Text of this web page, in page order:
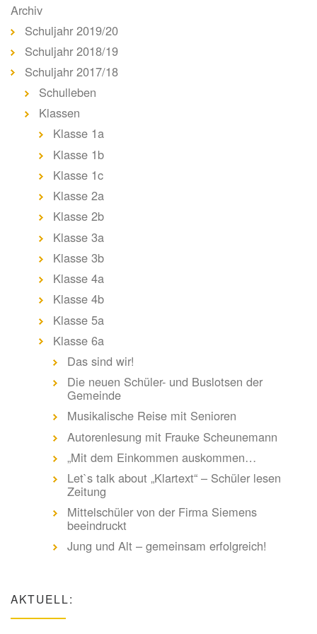
Archiv
Schuljahr 2019/20
Schuljahr 2018/19
Schuljahr 2017/18
Schulleben
Klassen
Klasse 1a
Klasse 1b
Klasse 1c
Klasse 2a
Klasse 2b
Klasse 3a
Klasse 3b
Klasse 4a
Klasse 4b
Klasse 5a
Klasse 6a
Das sind wir!
Die neuen Schüler- und Buslotsen der
Gemeinde
Musikalische Reise mit Senioren
Autorenlesung mit Frauke Scheunemann
„Mit dem Einkommen auskommen…
Let`s talk about „Klartext“ – Schüler lesen
Zeitung
Mittelschüler von der Firma Siemens
beeindruckt
Jung und Alt – gemeinsam erfolgreich!
AKTUELL: